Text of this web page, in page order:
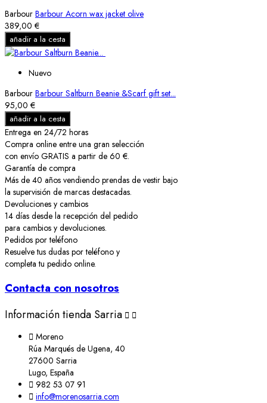
Barbour Barbour Acorn wax jacket olive
389,00 €
añadir a la cesta
Nuevo
Barbour Barbour Saltburn Beanie &Scarf gift set...
95,00 €
añadir a la cesta
Entrega en 24/72 horas
Compra online entre una gran selección
con envío GRATIS a partir de 60 €.
Garantía de compra
Más de 40 años vendiendo prendas de vestir bajo
la supervisión de marcas destacadas.
Devoluciones y cambios
14 días desde la recepción del pedido
para cambios y devoluciones.
Pedidos por teléfono
Resuelve tus dudas por teléfono y
completa tu pedido online.
Contacta con nosotros
Información tienda Sarria  
 Moreno
Rúa Marqués de Ugena, 40
27600 Sarria
Lugo, España
 982 53 07 91
 info@morenosarria.com